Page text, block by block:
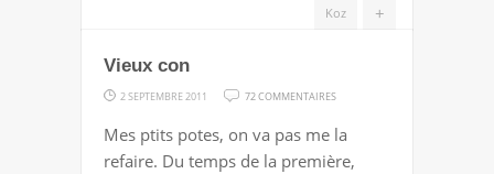
+
Koz
Vieux con
2 SEPTEMBRE 2011 72 COMMENTAIRES
CON
Mes ptits potes, on va pas me la
refaire. Du temps de la première,